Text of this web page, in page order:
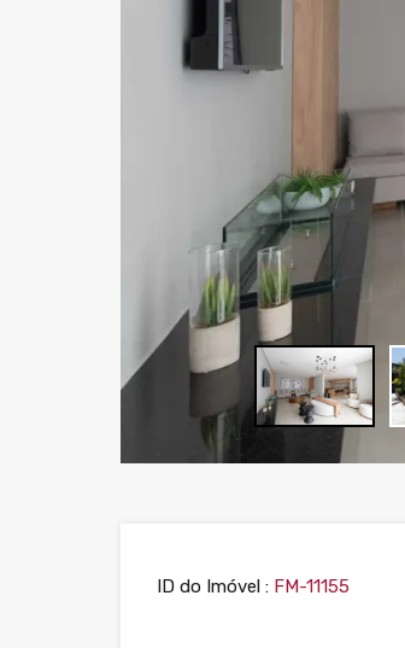
ID do Imóvel : FM-11155